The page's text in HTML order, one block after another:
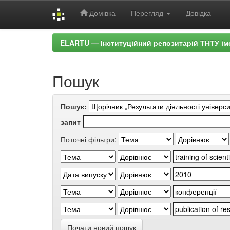
Домівка Перегляд Довідка
ELARTU — Інституційний репозитарій ТНТУ
Пошук
Пошук:
запит
Поточні фільтри:
Почати новий пошук